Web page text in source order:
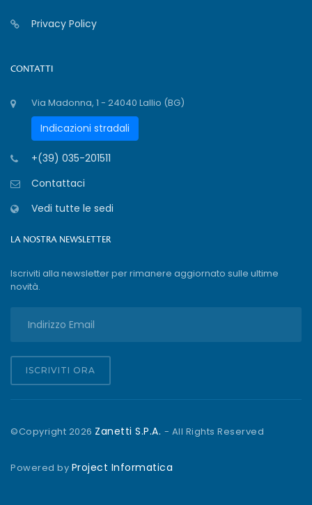
Privacy Policy
CONTATTI
Via Madonna, 1 - 24040 Lallio (BG)
Indicazioni stradali
+(39) 035-201511
Contattaci
Vedi tutte le sedi
LA NOSTRA NEWSLETTER
Iscriviti alla newsletter per rimanere aggiornato sulle ultime
novità.
ISCRIVITI ORA
©Copyright 2026 Zanetti S.P.A. - All Rights Reserved
Powered by Project Informatica